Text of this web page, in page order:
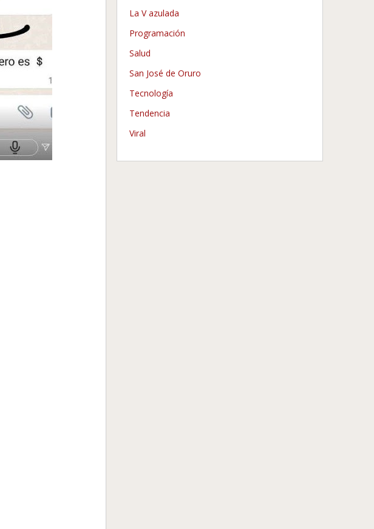
La V azulada
Programación
Salud
San José de Oruro
Tecnología
Tendencia
Viral